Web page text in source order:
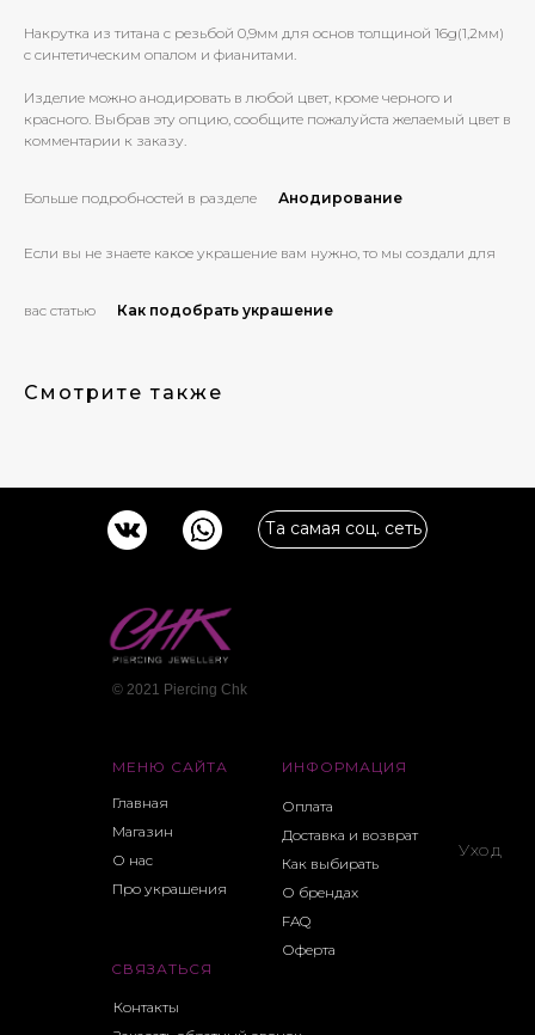
Накрутка из титана с резьбой 0,9мм для основ толщиной 16g(1,2мм)
с синтетическим опалом и фианитами.
Изделие можно анодировать в любой цвет, кроме черного и
красного. Выбрав эту опцию, сообщите пожалуйста желаемый цвет в
комментарии к заказу.
Больше подробностей в разделе Анодирование
Если вы не знаете какое украшение вам нужно, то мы создали для
вас статью Как подобрать украшение
Смотрите также
Та самая соц. сеть
© 2021 Piercing Сhk
СВЯЗАТЬСЯ
Контакты
Уход
МЕНЮ САЙТА
Главная
Магазин
О нас
Про украшения
ИНФОРМАЦИЯ
Оплата
Доставка и возврат
Как выбирать
О брендах
FAQ
Оферта